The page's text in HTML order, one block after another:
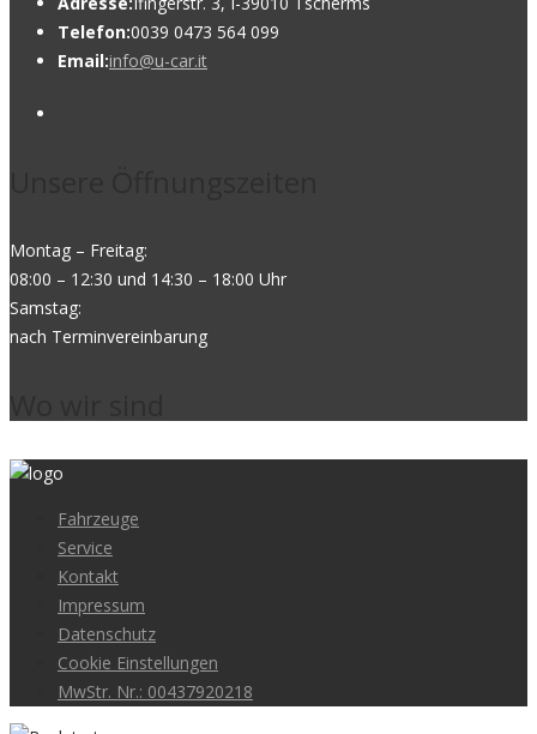
Telefon:0039 0473 564 099
Email:info@u-car.it
Montag – Freitag:
08:00 – 12:30 und 14:30 – 18:00 Uhr
Samstag:
nach Terminvereinbarung
Fahrzeuge
Service
Kontakt
Impressum
Datenschutz
Cookie Einstellungen
MwStr. Nr.: 00437920218